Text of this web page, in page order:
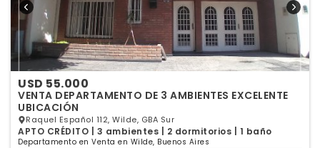
USD 55.000
VENTA DEPARTAMENTO DE 3 AMBIENTES EXCELENTE
UBICACIÓN
Raquel Español 112, Wilde, GBA Sur
APTO CRÉDITO | 3 ambientes | 2 dormitorios | 1 baño
Departamento en Venta en Wilde, Buenos Aires